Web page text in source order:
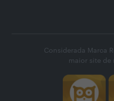
Considerada Marca
maior site de